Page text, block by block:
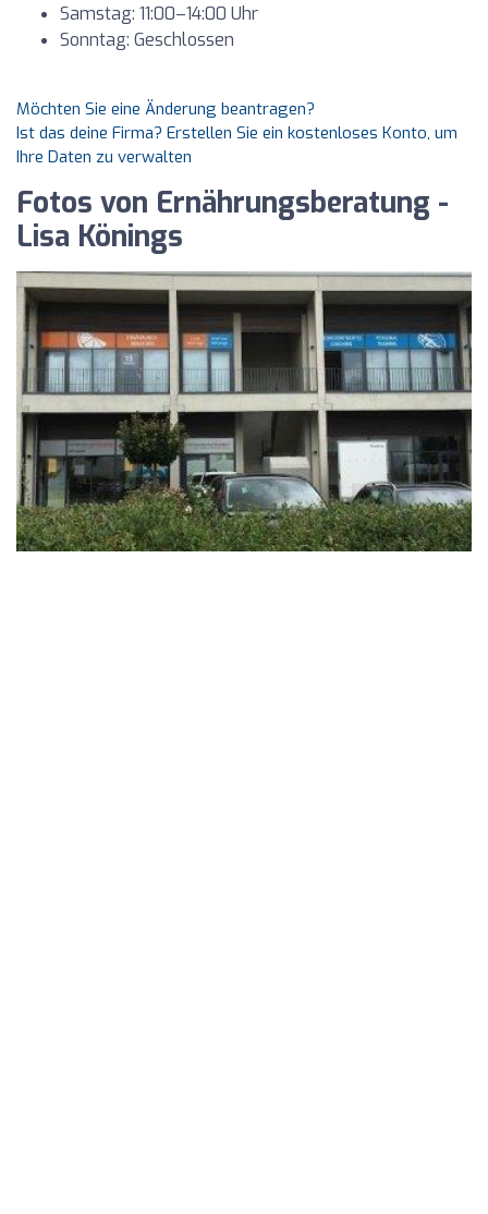
Samstag: 11:00–14:00 Uhr
Sonntag: Geschlossen
Möchten Sie eine Änderung beantragen?
Ist das deine Firma? Erstellen Sie ein kostenloses Konto, um
Ihre Daten zu verwalten
Fotos von Ernährungsberatung -
Lisa Könings